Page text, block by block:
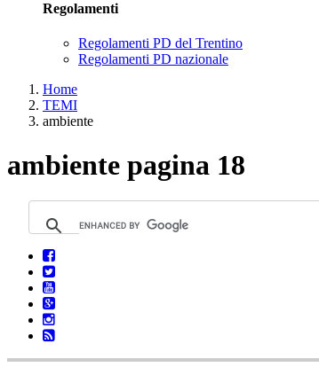
Regolamenti
Regolamenti PD del Trentino
Regolamenti PD nazionale
Home
TEMI
ambiente
ambiente pagina 18